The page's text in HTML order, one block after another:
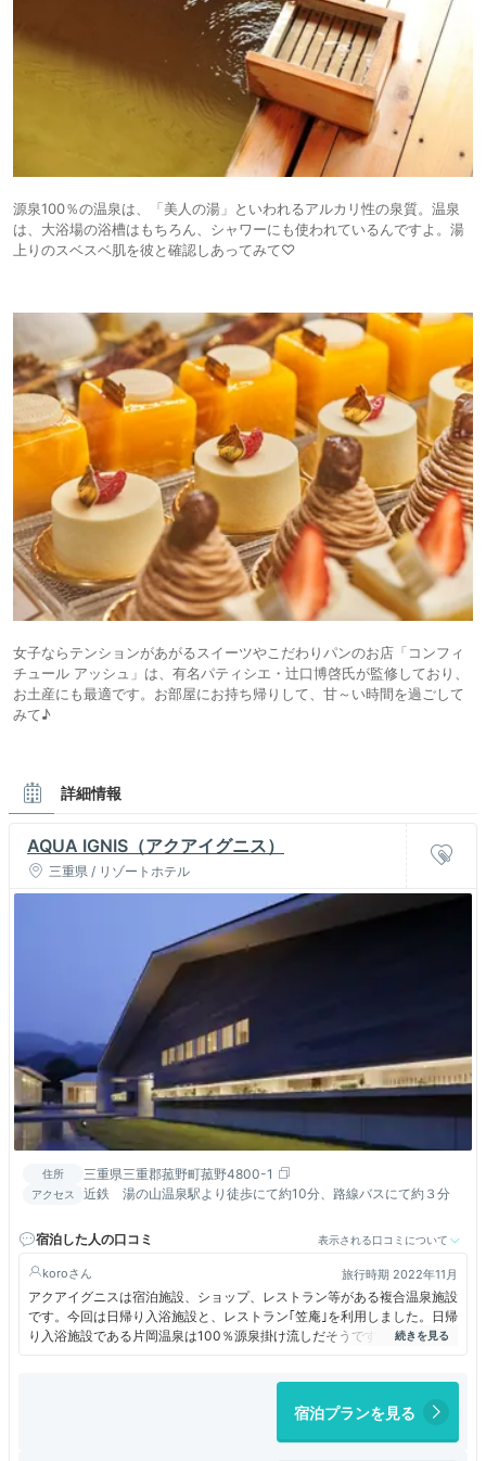
源泉100％の温泉は、「美人の湯」といわれるアルカリ性の泉質。温泉
は、大浴場の浴槽はもちろん、シャワーにも使われているんですよ。湯
上りのスベスベ肌を彼と確認しあってみて♡
女子ならテンションがあがるスイーツやこだわりパンのお店「コンフィ
チュール アッシュ」は、有名パティシエ・辻口博啓氏が監修しており、
お土産にも最適です。お部屋にお持ち帰りして、甘～い時間を過ごして
みて♪
詳細情報
AQUA IGNIS（アクアイグニス）
三重県 / リゾートホテル
住所 三重県三重郡菰野町菰野4800-1
アクセス 近鉄 湯の山温泉駅より徒歩にて約10分、路線バスにて約３分
宿泊した人の口コミ 表示される口コミについて
koro 旅行時期 2022年11月
アクアイグニスは宿泊施設、ショップ、レストラン等がある複合温泉施設
です。今回は日帰り入浴施設と、レストラン｢笠庵｣を利用しました。日帰
り入浴施設である片岡温泉は100％源泉掛け流しだそうです。あいにくの
雨だったので施設の中は人も多く、ゆっくりすることができませんでし
宿泊プランを見る